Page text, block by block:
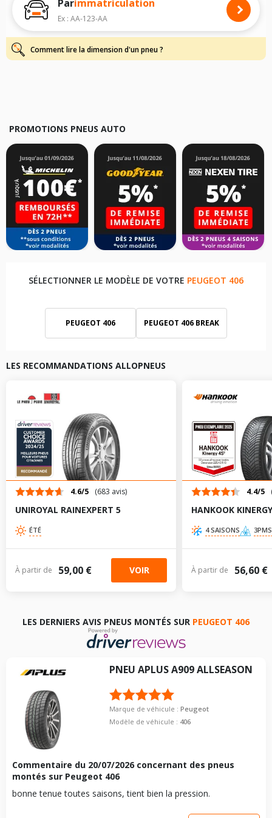
Pour cela, veuillez sélectionner le modèle de votre véhicule ci-dessous :
Les résultats de votre recherche sont donnés à titre indicatif. Il est
fortement recommandé de vérifier en amont la dimension des pneus
montés sur votre véhicule, sans oublier les indices de charge et de
vitesse, indispensables pour que votre dimension soit complète.
Parimmatriculation
Ex : AA-123-AA
Comment lire la dimension d'un pneu ?
PROMOTIONS PNEUS AUTO
SÉLECTIONNER LE MODÈLE DE VOTRE PEUGEOT 406
PEUGEOT 406 PEUGEOT 406 BREAK
LES RECOMMANDATIONS ALLOPNEUS
4.6/5 (683 avis)
UNIROYAL RAINEXPERT 5
ÉTÉ
À partir de 59,00 € VOIR
4.4/5
HANKOOK
4 SAISONS
À partir de 56,60 €
LES DERNIERS AVIS PNEUS MONTÉS SUR PEUGEOT 406
PNEU APLUSA909 ALLSEASON
Marque de véhicule : Peugeot
Modèle de véhicule : 406
Commentaire du 20/07/2026 concernant des pneus
montés sur Peugeot 406
bonne tenue toutes saisons, tient bien la pression.